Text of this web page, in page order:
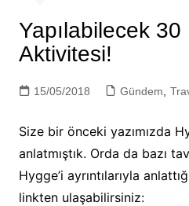
Yapılabilecek 30
Aktivitesi!
15/05/2018 Gündem
Size bir önceki yazımızda
anlatmıştık. Orda da bazı
Hygge’i ayrıntılarıyla
linkten ulaşabilirsiniz: